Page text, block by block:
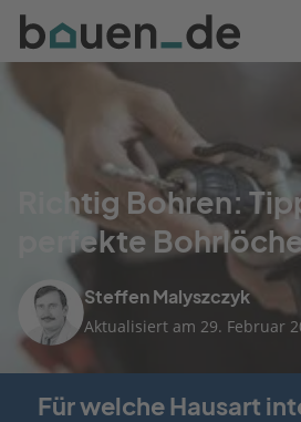
Bauen
Logo
Anmelden
Richtig Bohren:
perfekte
Steffen Malyszczyk
Aktualisiert am 29. Februar
Für welche Hausart